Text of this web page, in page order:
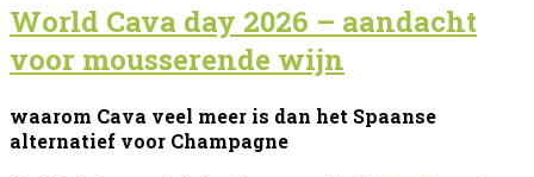
World Cava day 2026 – aandacht
voor mousserende wijn
waarom Cava veel meer is dan het Spaanse
alternatief voor Champagne